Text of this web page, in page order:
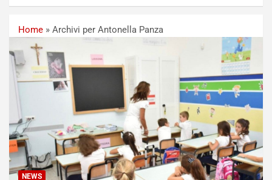
Home » Archivi per Antonella Panza
NEWS